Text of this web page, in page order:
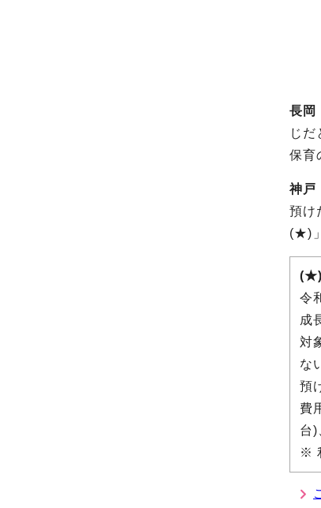
長岡
じ
保育
神戸
預け
(★)
(★)
令
成
対
な
預
費
台)
※